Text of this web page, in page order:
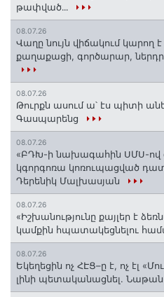
թափված․․․
08.07.26
Վաղը նույն վիճակում կարող
քաղաքացի, գործարար,
08.07.26
Թուրքն ասում ա՝ էս պիտի
Գասպարենց
08.07.26
«ԲԴԽ-ի նախագահին ՍՄՍ-ով
կգորգոռա կոռուպացված
Դերենիկ Մալխասյան
08.07.26
«Իշխանությունը քայլեր է
կամքին հպատակեցնելու
08.07.26
Եկեղեցին ոչ ՀԷՑ–ը է, ոչ էլ
լինի պետականացնել.